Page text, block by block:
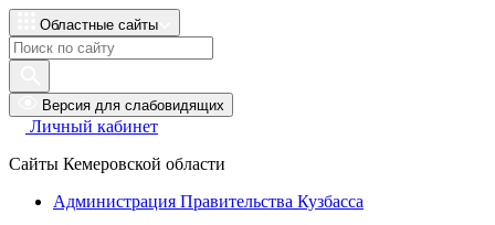
Областные сайты
Версия для слабовидящих
Личный кабинет
Сайты Кемеровской области
Администрация Правительства Кузбасса